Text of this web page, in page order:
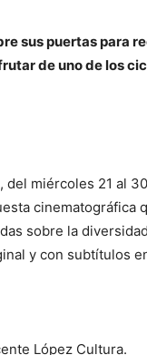
sus puertas para
de uno de los
del miércoles 21 al
cinematográfica
sobre la
y con subtítulos
López Cultura.